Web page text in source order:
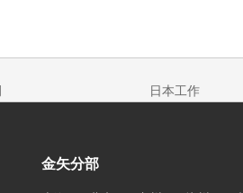
日本工作
金矢分部